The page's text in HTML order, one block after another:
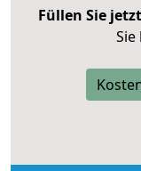
Füllen Sie